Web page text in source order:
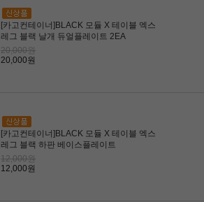
[카고컨테이너]BLACK 모듈 X 테이블 엑스
레그 블랙 날개 듀얼플레이트 2EA
20,000원
20,000원
[카고컨테이너]BLACK 모듈 X 테이블 엑스
레그 블랙 하판 베이스플레이트
12,000원
12,000원